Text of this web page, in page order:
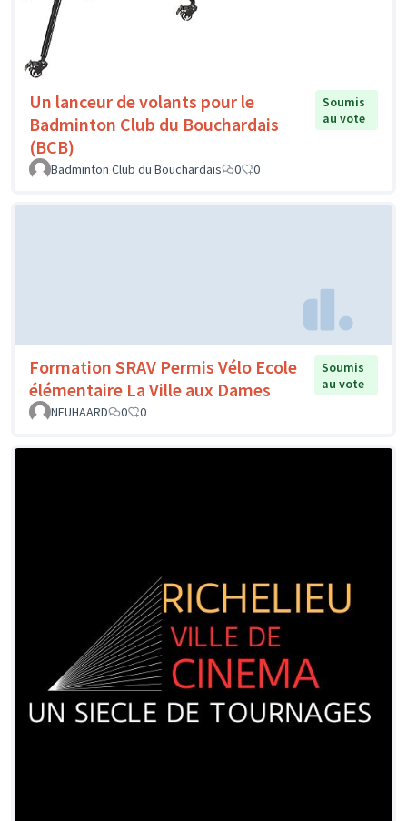
Un lanceur de volants pour le
Badminton Club du Bouchardais
(BCB)
Soumis
au vote
Badminton Club du Bouchardais 0 0
Formation SRAV Permis Vélo Ecole
élémentaire La Ville aux Dames
Soumis
au vote
NEUHAARD
0 0